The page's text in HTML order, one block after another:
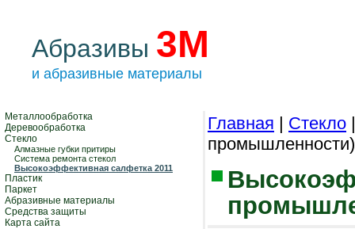
Абразивы 3М
и абразивные материалы
Металлообработка
Деревообработка
Стекло
Алмазные губки притиры
Система ремонта стекол
Высокоэффективная салфетка 2011
Пластик
Паркет
Абразивные материалы
Средства защиты
Карта сайта
Главная | Стекло
промышленности)